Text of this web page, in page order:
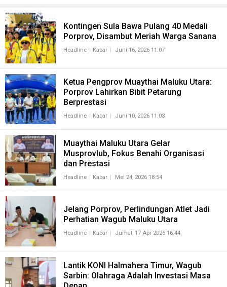
Kontingen Sula Bawa Pulang 40 Medali
Porprov, Disambut Meriah Warga Sanana
Headline Kabar Juni 16, 2026 11:07
Ketua Pengprov Muaythai Maluku Utara:
Porprov Lahirkan Bibit Petarung
Berprestasi
Headline Kabar Juni 10, 2026 11:03
Muaythai Maluku Utara Gelar
Musprovlub, Fokus Benahi Organisasi
dan Prestasi
Headline Kabar Mei 24, 2026 18:54
Jelang Porprov, Perlindungan Atlet Jadi
Perhatian Wagub Maluku Utara
Headline Kabar Jumat, 17 Apr 2026 16:44
Lantik KONI Halmahera Timur, Wagub
Sarbin: Olahraga Adalah Investasi Masa